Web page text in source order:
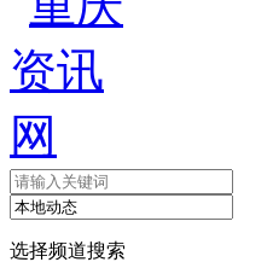
选择频道搜索